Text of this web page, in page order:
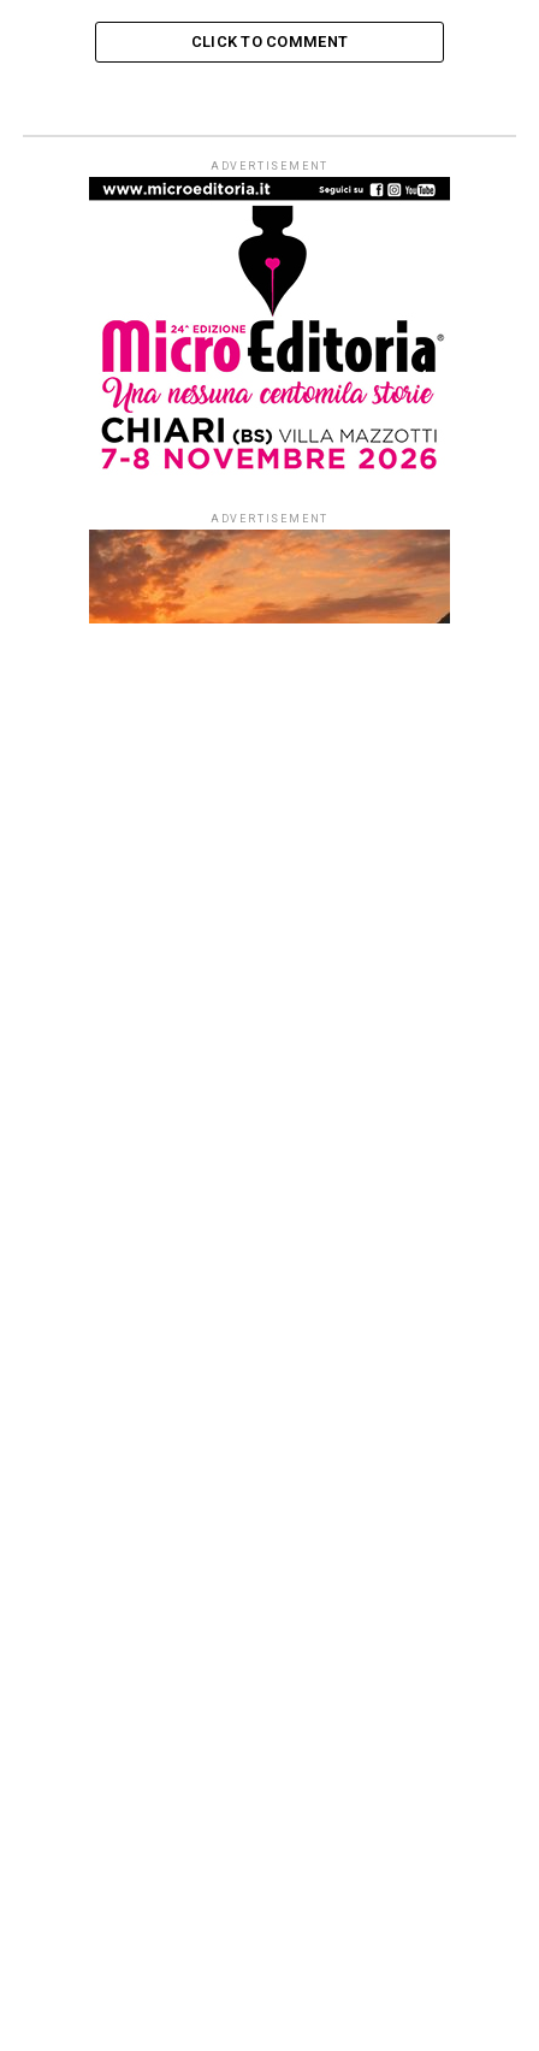
CLICK TO COMMENT
ADVERTISEMENT
ADVERTISEMENT